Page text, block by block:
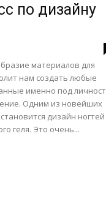
по дизайну
материалов для
нам создать любые
именно под
Одним из новейших
дизайн ногтей
геля. Это очень...